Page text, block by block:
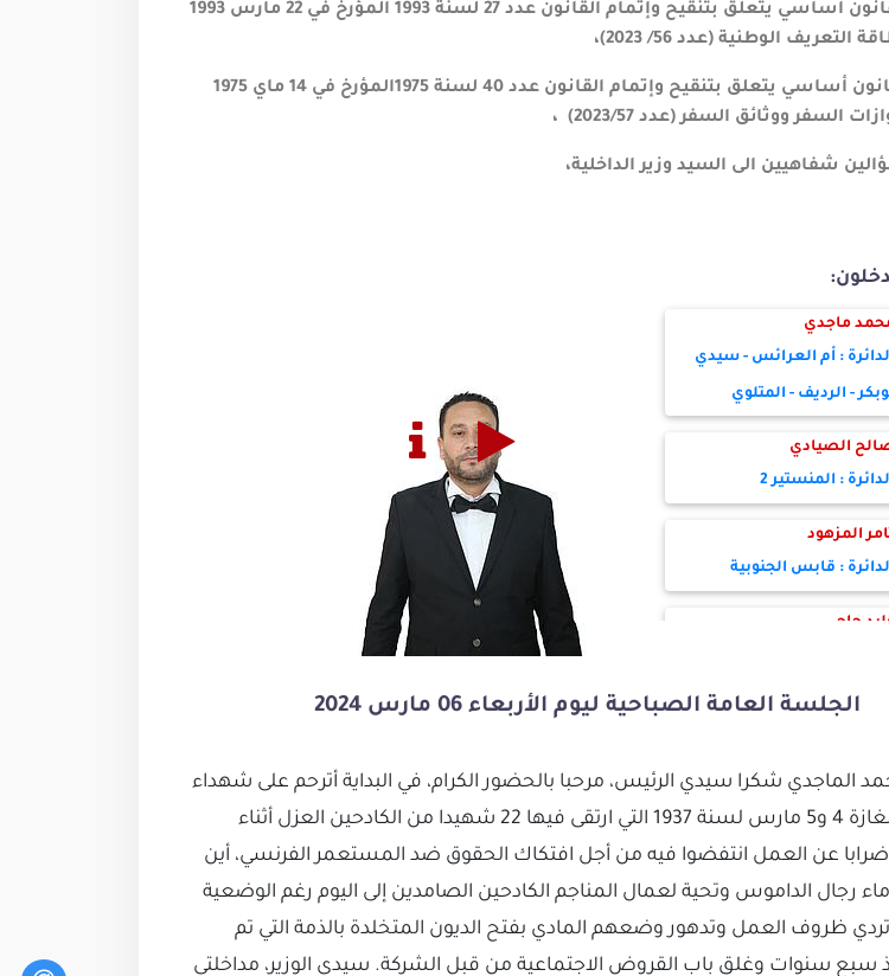
1 - مشروع قانون أساسي يتعلّق بتنقيح وإتمام القانون عدد 27 لسنة 1993 المؤرخ في 22 مارس 1993
التعريف الوطنية (عدد 56/ 2023)،
2 - مشروع قانون أساسي يتعلق بتنقيح وإتمام القانون عدد 40 لسنة 1975المؤرخ في 14 ماي 1975
السفر ووثائق السفر (عدد 2023/57) ،
ماجدي
: أم العرائس - سيدي
- الرديف - المتلوي
الصيادي
: المنستير 2
المزهود
: قابس الجنوبية
حاجي
خالد حكيم مبروكي
حفوز
: بوعرقوب - بني خلاد
بن عمر
الدائرة : زرمدين - بني حسان
الجلسة العامة الصباحية ليوم الأربعاء 06 مارس 2024
الماجدي شكرا سيدي الرئيس، مرحبا بالحضور الكرام، في البداية أترحم على شهداء
أحداث المغازة 4 و5 مارس لسنة 1937 التي ارتقى فيها 22 شهيدا من الكادحين العزل أثناء
عن العمل انتفضوا فيه من أجل افتكاك الحقوق ضد المستعمر الفرنسي، أين
رجال الداموس وتحية لعمال المناجم الكادحين الصامدين إلى اليوم رغم الوضعية
ظروف العمل وتدهور وضعهم المادي بفتح الديون المتخلدة بالذمة التي تم
سبع سنوات وغلق باب القروض الاجتماعية من قبل الشركة. سيدي الوزير، مداخلتي